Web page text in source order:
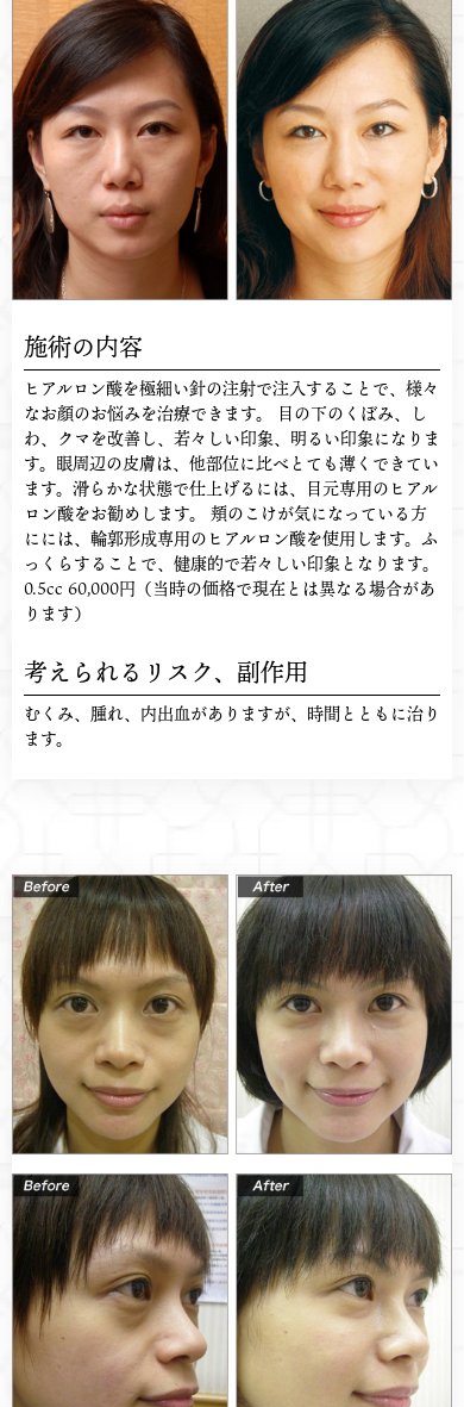
施術の内容
ヒアルロン酸を極細い針の注射で注入することで、様々
なお顔のお悩みを治療できます。 目の下のくぼみ、し
わ、クマを改善し、若々しい印象、明るい印象になりま
す。眼周辺の皮膚は、他部位に比べとても薄くできてい
ます。滑らかな状態で仕上げるには、目元専用のヒアル
ロン酸をお勧めします。 頬のこけが気になっている方
にには、輪郭形成専用のヒアルロン酸を使用します。ふ
っくらすることで、健康的で若々しい印象となります。
0.5cc 60,000円（当時の価格で現在とは異なる場合があ
ります）
考えられるリスク、 副作用
むくみ、腫れ、内出血がありますが、時間とともに治り
ます。